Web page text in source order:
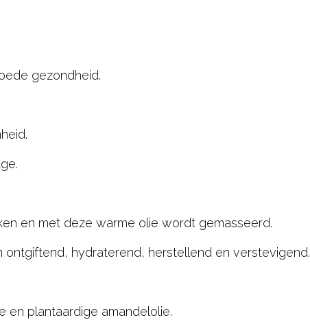
gezondheid.
en met deze warme olie wordt gemasseerd.
hydraterend, herstellend en verstevigend.
en plantaardige amandelolie.